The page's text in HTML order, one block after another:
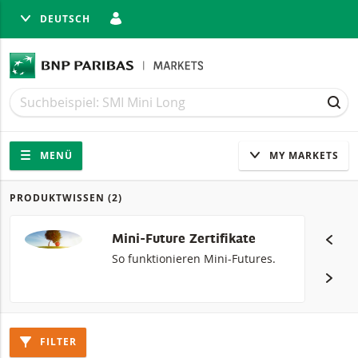
DEUTSCH
Suche
Suche
Navigation
Seitennavigation
MENÜ MY MARKETS
Produkte
PRODUKTWISSEN (2)
Mini-Future Zertifikate
So funktionieren Mini-Futures.
FILTER